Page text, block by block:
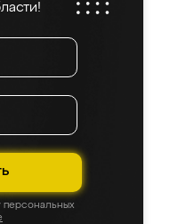
персональных